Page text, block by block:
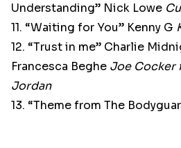
Understanding” Nick Lowe
11. “Waiting for You” Kenny G
12. “Trust in me” Charlie
Francesca Beghe Joe Cocker
Jordan
13. “Theme from The